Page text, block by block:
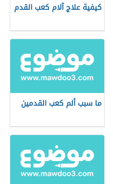
كيفية علاج آلام كعب القدم
ما سبب ألم كعب القدمين